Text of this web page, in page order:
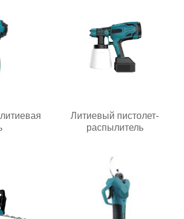
Литиевый пистолет-
распылитель